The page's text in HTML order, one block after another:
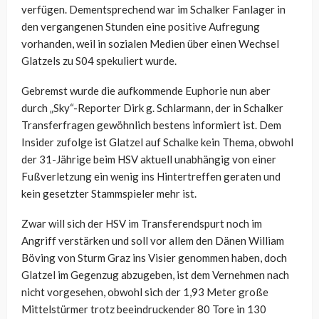
verfügen. Dementsprechend war im Schalker Fanlager in
den vergangenen Stunden eine positive Aufregung
vorhanden, weil in sozialen Medien über einen Wechsel
Glatzels zu S04 spekuliert wurde.
Gebremst wurde die aufkommende Euphorie nun aber
durch „Sky“-Reporter Dirk g. Schlarmann, der in Schalker
Transferfragen gewöhnlich bestens informiert ist. Dem
Insider zufolge ist Glatzel auf Schalke kein Thema, obwohl
der 31-Jährige beim HSV aktuell unabhängig von einer
Fußverletzung ein wenig ins Hintertreffen geraten und
kein gesetzter Stammspieler mehr ist.
Zwar will sich der HSV im Transferendspurt noch im
Angriff verstärken und soll vor allem den Dänen William
Böving von Sturm Graz ins Visier genommen haben, doch
Glatzel im Gegenzug abzugeben, ist dem Vernehmen nach
nicht vorgesehen, obwohl sich der 1,93 Meter große
Mittelstürmer trotz beeindruckender 80 Tore in 130